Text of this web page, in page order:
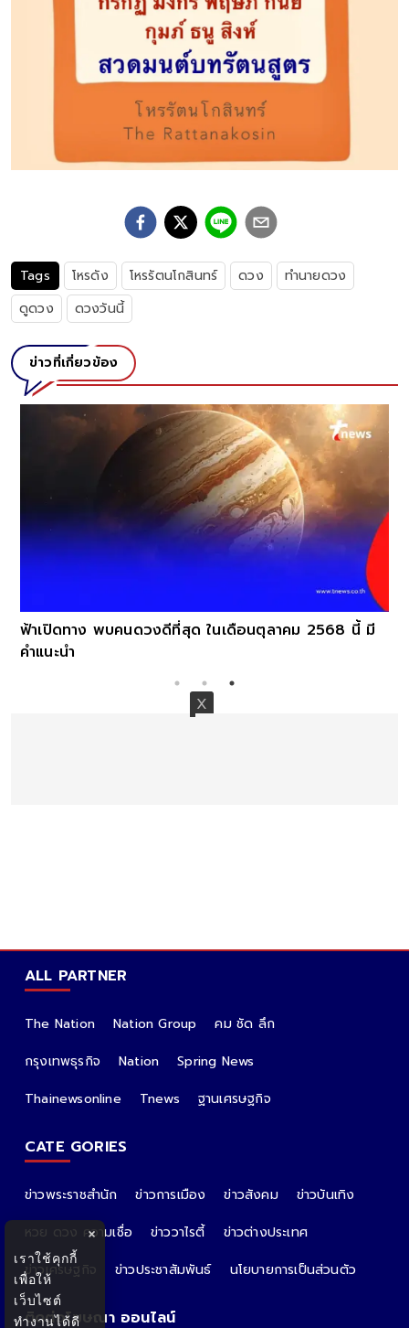
Tags โหรดัง โหรรัตนโกสินทร์ ดวง
ทำนายดวง
ดูดวง
ดวงวันนี้
ข่าวที่เกี่ยวข้อง
ฟ้าเปิดทาง พบคนดวงดีที่สุด ในเดือนตุลาคม 2568 นี้ มี
คำแนะนำ
ALL PARTNER
The Nation Nation Group
คม ชัด ลึก
กรุงเทพธุรกิจ
Nation
Spring News
Thainewsonline
Tnews ฐานเศรษฐกิจ
CATE GORIES
ข่าวพระราชสำนัก ข่าวการเมือง ข่าวสังคม
ข่าวบันเทิง
หวย ดวง ความเชื่อ
ข่าววาไรตี้
ข่าวต่างประเทศ
ข่าวเศรษฐกิจ
ข่าวประชาสัมพันธ์ นโยบายการเป็นส่วนตัว
ติดต่อโฆษณา ออนไลน์
×
เราใช้คุกกี้
เพื่อให้
เว็บไซต์
ทำงานได้ดี